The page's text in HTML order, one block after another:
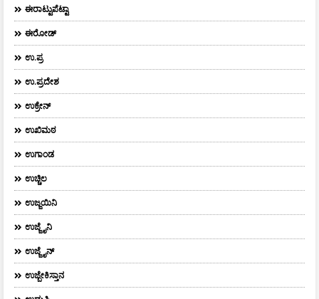
ಈರಾಟ್ಟುಪೆಟ್ಟಾ
ಈರೋಡ್
ಉ.ಪ್ರ
ಉ.ಪ್ರದೇಶ
ಉಕ್ರೇನ್
ಉಖಿಮಠ
ಉಗಾಂಡ
ಉಚ್ಚಿಲ
ಉಜ್ಜಯಿನಿ
ಉಜ್ಜೈನಿ
ಉಜ್ಜೈನ್
ಉಜ್ಬೇಕಿಸ್ತಾನ